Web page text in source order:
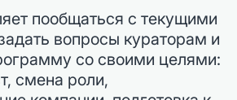
пообщаться с текущими
вопросы кураторам и
со своими целями:
смена роли,